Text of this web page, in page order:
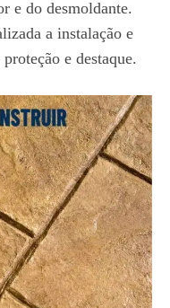
e do desmoldante.
a instalação e
e destaque.